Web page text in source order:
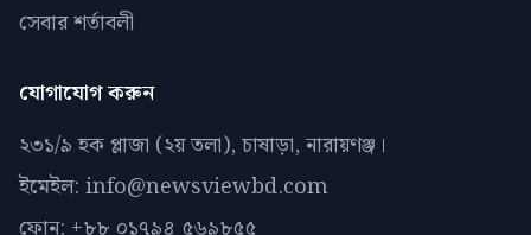
সেবার শর্তাবলী
যোগাযোগ করুন
২৩১/৯ হক প্লাজা (২য় তলা), চাষাড়া, নারায়ণঞ্জ।
ইমেইল: info@newsviewbd.com